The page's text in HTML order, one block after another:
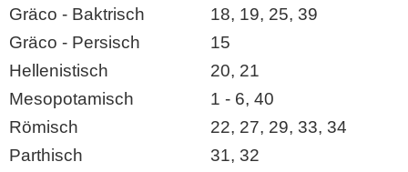
Gräco - Baktrisch
18, 19, 25, 39
Gräco - Persisch
15
Hellenistisch
20, 21
Mesopotamisch
1 - 6, 40
Römisch
22, 27, 29, 33, 34
Parthisch
31, 32